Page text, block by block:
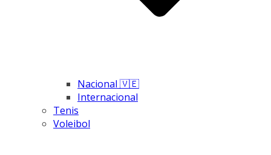
Nacional 🇻🇪
Internacional
Tenis
Voleibol